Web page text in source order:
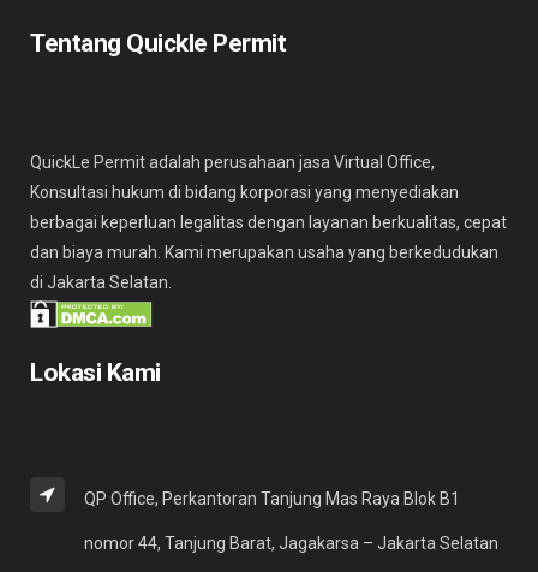
Tentang Quickle Permit
QuickLe Permit adalah perusahaan jasa Virtual Office,
Konsultasi hukum di bidang korporasi yang menyediakan
berbagai keperluan legalitas dengan layanan berkualitas, cepat
dan biaya murah. Kami merupakan usaha yang berkedudukan
di Jakarta Selatan.
Lokasi Kami
QP Office, Perkantoran Tanjung Mas Raya Blok B1
nomor 44, Tanjung Barat, Jagakarsa – Jakarta Selatan